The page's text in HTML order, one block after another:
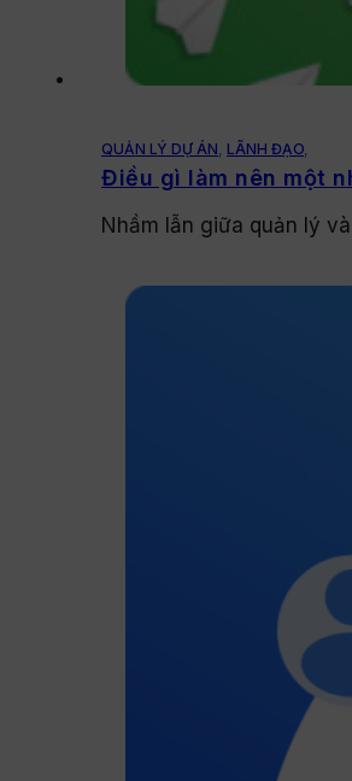
QUẢN LÝ DỰ ÁN LÃNH ĐẠO
Điều gì làm nên một
Nhầm lẫn giữa quản lý